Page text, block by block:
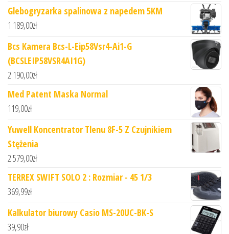
Glebogryzarka spalinowa z napedem 5KM
1 189,00zł
Bcs Kamera Bcs-L-Eip58Vsr4-Ai1-G
(BCSLEIP58VSR4AI1G)
2 190,00zł
Med Patent Maska Normal
119,00zł
Yuwell Koncentrator Tlenu 8F-5 Z Czujnikiem
Stężenia
2 579,00zł
TERREX SWIFT SOLO 2 : Rozmiar - 45 1/3
369,99zł
Kalkulator biurowy Casio MS-20UC-BK-S
39,90zł